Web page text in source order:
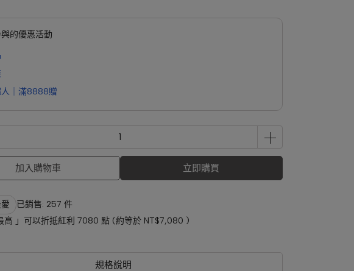
的優惠活動
｜滿8888贈
加入購物車 立即購買
已銷售: 257 件
高 」可以折抵紅利 7080 點 (約等於 NT$7,080 )
規格說明